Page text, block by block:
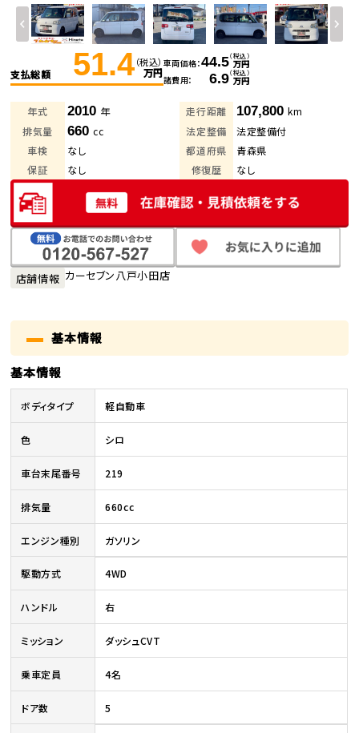
支払総額 51.4 （税込）
万円
車両価格 44.5（税込）
万円
諸費用
6.9（税込）
万円
年式 2010 年 走行距離 107,800 km
排気量
660cc 法定整備
法定整備付
車検
なし 都道府県
青森県
保証
なし 修復歴 なし
店舗情報 カーセブン八戸小田店
基本情報
基本情報
ボディタイプ 軽自動車
色 シロ
車台末尾番号 219
排気量 660cc
エンジン種別 ガソリン
駆動方式 4WD
ハンドル 右
ミッション ダッシュCVT
乗車定員 4名
ドア数 5